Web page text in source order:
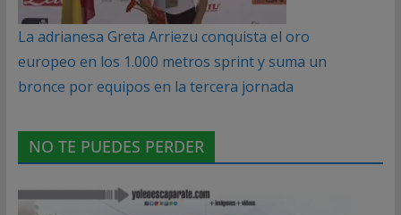
La adrianesa Greta Arriezu conquista el oro
europeo en los 1.000 metros sprint y suma un
bronce por equipos en la tercera jornada
NO TE PUEDES PERDER